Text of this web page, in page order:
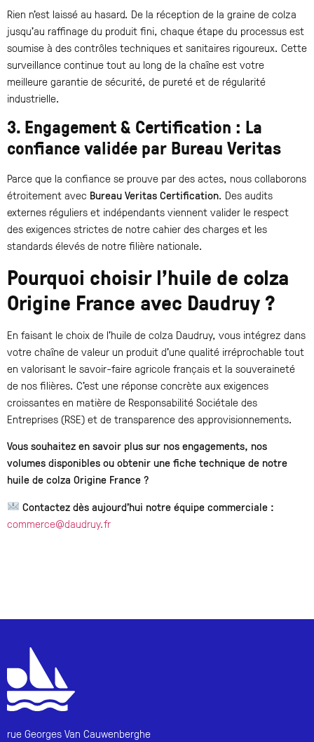
Rien n’est laissé au hasard. De la réception de la graine de colza
jusqu’au raffinage du produit fini, chaque étape du processus est
soumise à des contrôles techniques et sanitaires rigoureux. Cette
surveillance continue tout au long de la chaîne est votre
meilleure garantie de sécurité, de pureté et de régularité
industrielle.
3. Engagement & Certification : La
confiance validée par Bureau Veritas
Parce que la confiance se prouve par des actes, nous collaborons
étroitement avec Bureau Veritas Certification. Des audits
externes réguliers et indépendants viennent valider le respect
des exigences strictes de notre cahier des charges et les
standards élevés de notre filière nationale.
Pourquoi choisir l’huile de colza
Origine France avec Daudruy ?
En faisant le choix de l’huile de colza Daudruy, vous intégrez dans
votre chaîne de valeur un produit d’une qualité irréprochable tout
en valorisant le savoir-faire agricole français et la souveraineté
de nos filières. C’est une réponse concrète aux exigences
croissantes en matière de Responsabilité Sociétale des
Entreprises (RSE) et de transparence des approvisionnements.
Vous souhaitez en savoir plus sur nos engagements, nos
volumes disponibles ou obtenir une fiche technique de notre
huile de colza Origine France ?
Contactez dès aujourd’hui notre équipe commerciale :
commerce@daudruy.fr
rue Georges Van Cauwenberghe